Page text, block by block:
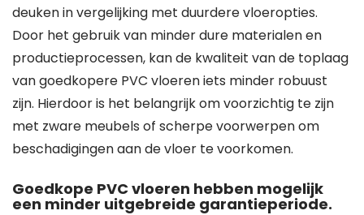
deuken in vergelijking met duurdere vloeropties.
Door het gebruik van minder dure materialen en
productieprocessen, kan de kwaliteit van de toplaag
van goedkopere PVC vloeren iets minder robuust
zijn. Hierdoor is het belangrijk om voorzichtig te zijn
met zware meubels of scherpe voorwerpen om
beschadigingen aan de vloer te voorkomen.
Goedkope PVC vloeren hebben mogelijk
een minder uitgebreide garantieperiode.